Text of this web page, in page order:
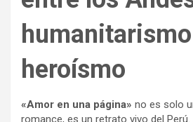
humanitarismo
heroísmo
«Amor en una página» no es solo
romance, es un retrato vivo del